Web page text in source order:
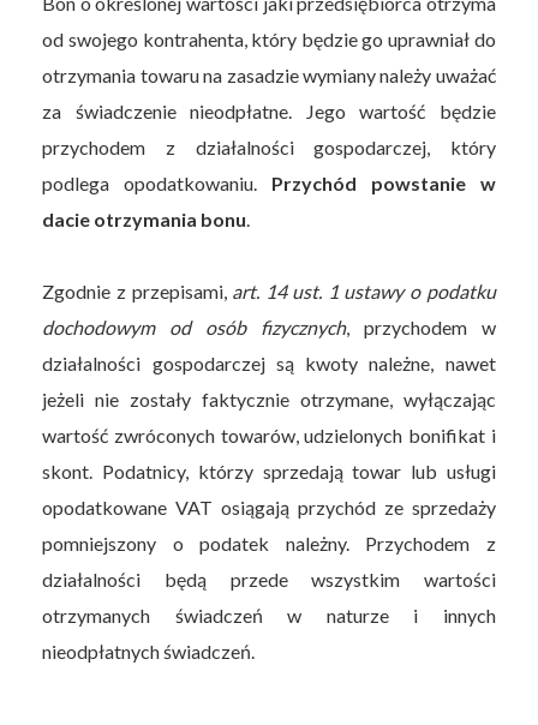
od swojego kontrahenta, który będzie go uprawniał do
otrzymania towaru na zasadzie wymiany należy uważać
za świadczenie nieodpłatne. Jego wartość będzie
przychodem z działalności gospodarczej, który
podlega opodatkowaniu. Przychód powstanie w
dacie otrzymania bonu.
Zgodnie z przepisami, art. 14 ust. 1 ustawy o podatku
dochodowym od osób fizycznych, przychodem w
działalności gospodarczej są kwoty należne, nawet
jeżeli nie zostały faktycznie otrzymane, wyłączając
wartość zwróconych towarów, udzielonych bonifikat i
skont. Podatnicy, którzy sprzedają towar lub usługi
opodatkowane VAT osiągają przychód ze sprzedaży
pomniejszony o podatek należny. Przychodem z
działalności będą przede wszystkim wartości
otrzymanych świadczeń w naturze i innych
nieodpłatnych świadczeń.